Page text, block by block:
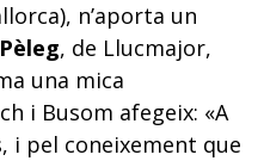
n’aporta un
, de Llucmajor,
una mica
i Busom afegeix: «A
i pel coneixement que